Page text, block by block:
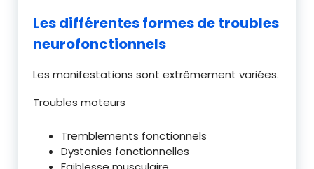
Les différentes formes de troubles
neurofonctionnels
Les manifestations sont extrêmement variées.
Troubles moteurs
Tremblements fonctionnels
Dystonies fonctionnelles